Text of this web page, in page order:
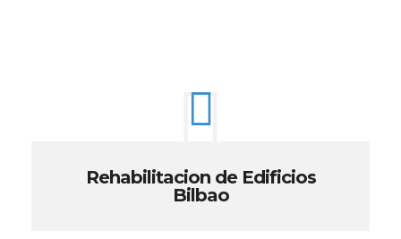
Rehabilitacion de Edificios
Bilbao